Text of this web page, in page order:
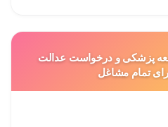
پزشکی و درخواست عدالت
تمام مشاغل